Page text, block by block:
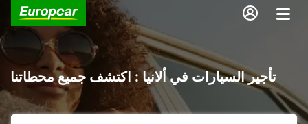
تأجير السيارات في ألانيا : اكتشف جميع محطاتنا